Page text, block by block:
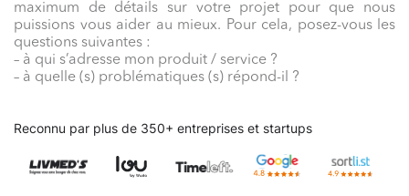
maximum de détails sur votre projet pour que nous
puissions vous aider au mieux. Pour cela, posez-vous les
questions suivantes :
– à qui s’adresse mon produit / service ?
– à quelle (s) problématiques (s) répond-il ?
Reconnu par plus de 350+ entreprises et startups